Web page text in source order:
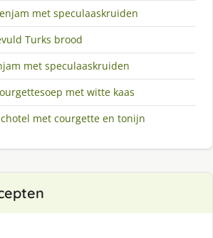
met speculaaskruiden
Turks brood
met speculaaskruiden
met witte kaas
met courgette en tonijn